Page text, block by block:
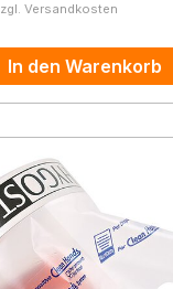
Versandkosten
In den Warenkorb